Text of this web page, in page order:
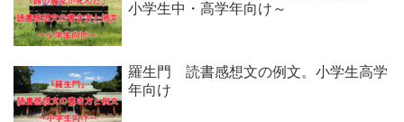
小学生中・高学年向け～
羅生門 読書感想文の例文。小学生高学
年向け